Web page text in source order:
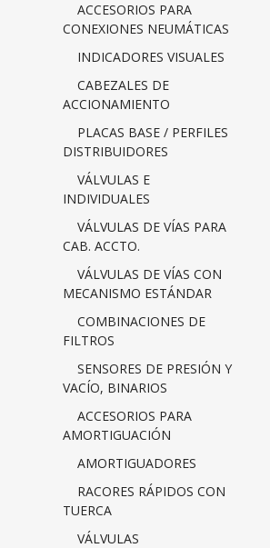
ACCESORIOS PARA
CONEXIONES NEUMÁTICAS
INDICADORES VISUALES
CABEZALES DE
ACCIONAMIENTO
PLACAS BASE / PERFILES
DISTRIBUIDORES
VÁLVULAS E
INDIVIDUALES
VÁLVULAS DE VÍAS PARA
CAB. ACCTO.
VÁLVULAS DE VÍAS CON
MECANISMO ESTÁNDAR
COMBINACIONES DE
FILTROS
SENSORES DE PRESIÓN Y
VACÍO, BINARIOS
ACCESORIOS PARA
AMORTIGUACIÓN
AMORTIGUADORES
RACORES RÁPIDOS CON
TUERCA
VÁLVULAS